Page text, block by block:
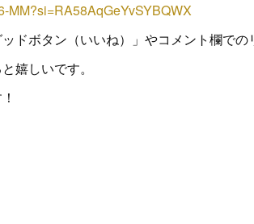
MM?si=RA58AqGeYvSYBQWX
ドボタン（いいね）」やコメント欄での
嬉しいです。